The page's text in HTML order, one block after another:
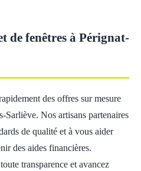
de fenêtres à Pérignat-
des offres sur mesure
Sarliève. Nos artisans partenaires
de qualité et à vous aider
des aides financières.
transparence et avancez